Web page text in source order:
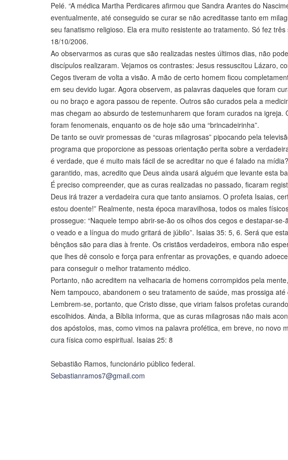
Pelé. “A médica Martha Perdicares afirmou que Sandra Arantes do
eventualmente, até conseguido se curar se não acreditasse tanto em
seu fanatismo religioso. Ela era muito resistente ao tratamento. Só fez
18/10/2006.
Ao observarmos as curas que são realizadas nestes últimos dias, não
discípulos realizaram. Vejamos os contrastes: Jesus ressuscitou Lázaro,
Cegos tiveram de volta a visão. A mão de certo homem ficou
em seu devido lugar. Agora observem, as palavras daqueles que foram
ou no braço e agora passou de repente. Outros são curados pela a
mas chegam ao absurdo de testemunharem que foram curados na
foram fenomenais, enquanto os de hoje são uma “brincadeirinha”.
De tanto se ouvir promessas de “curas milagrosas” pipocando pela
programa que proporcione as pessoas orientação perita sobre a
é verdade, que é muito mais fácil de se acreditar no que é falado na
garantido, mas, acredito que Deus ainda usará alguém que levante esta
É preciso compreender, que as curas realizadas no passado, ficaram
Deus irá trazer a verdadeira cura que tanto ansiamos. O profeta Isaias,
estou doente!” Realmente, nesta época maravilhosa, todos os males
prossegue: “Naquele tempo abrir-se-ão os olhos dos cegos e destapar-
o veado e a língua do mudo gritará de júbilo”. Isaias 35: 5, 6. Será que
bênçãos são para dias à frente. Os cristãos verdadeiros, embora não
que lhes dê consolo e força para enfrentar as provações, e quando
para conseguir o melhor tratamento médico.
Portanto, não acreditem na velhacaria de homens corrompidos pela
Nem tampouco, abandonem o seu tratamento de saúde, mas prossiga
Lembrem-se, portanto, que Cristo disse, que viriam falsos profetas
escolhidos. Ainda, a Bíblia informa, que as curas milagrosas não mais
dos apóstolos, mas, como vimos na palavra profética, em breve, no novo
cura física como espiritual. Isaias 25: 8
Sebastião Ramos, funcionário público federal.
Sebastianramos7@gmail.com